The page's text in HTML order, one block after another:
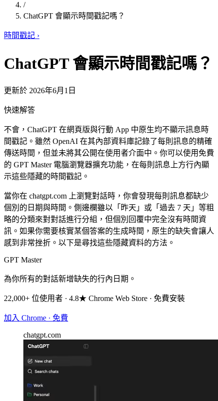
/
ChatGPT 會顯示時間戳記嗎？
時間戳記 ›
ChatGPT 會顯示時間戳記嗎？
更新於 2026年6月1日
快速解答
不會，ChatGPT 在網頁版與行動 App 中原生均不顯示訊息時
間戳記。雖然 OpenAI 在其內部資料庫記錄了每則訊息的精確
傳送時間，但並未將其公開在使用者介面中。你可以使用免費
的 GPT Master 電腦瀏覽器擴充功能，在每則訊息上方行內顯
示這些隱藏的時間戳記。
當你在 chatgpt.com 上瀏覽對話時，你會發現每則訊息都缺少
個別的日期與時間。側邊欄雖以「昨天」或「過去 7 天」等粗
略的分類來對對話進行分組，但個別回覆中完全沒有時間資
訊。如果你需要核實某個答案的生成時間，原生的缺失會讓人
感到非常挫折。以下是尋找這些隱藏資料的方法。
GPT Master
為你所有的對話新增缺失的行內日期。
22,000+ 位使用者 · 4.8★ Chrome Web Store · 免費安裝
加入 Chrome · 免費
chatgpt.com